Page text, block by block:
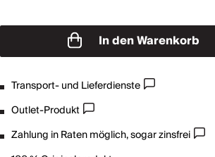
In den Warenkorb
Transport- und Lieferdienste
Outlet-Produkt
Zahlung in Raten möglich, sogar zinsfrei